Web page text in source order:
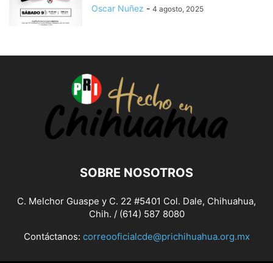
Oscar Nuñez - 4 agosto, 2025
SOBRE NOSOTROS
C. Melchor Guaspe y C. 22 #5401 Col. Dale, Chihuahua,
Chih. / (614) 587 8080
Contáctanos: correooficialcde@prichihuahua.org.mx